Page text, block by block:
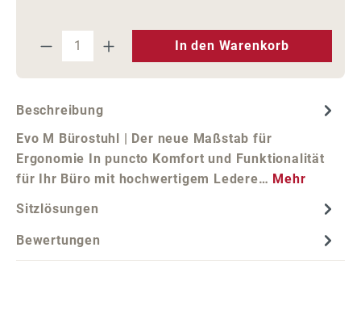
Produkt Anzahl: Gib den
In den Warenkorb
Beschreibung
Evo M Bürostuhl | Der neue Maßstab für
Ergonomie In puncto Komfort und Funktionalität
für Ihr Büro mit hochwertigem Ledere… Mehr
Sitzlösungen
Bewertungen